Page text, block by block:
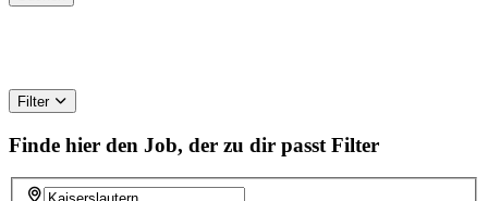
Filter
Finde hier den Job, der zu dir passt Filter